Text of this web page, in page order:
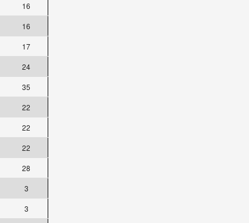
16
16
17
24
35
22
22
22
28
3
3